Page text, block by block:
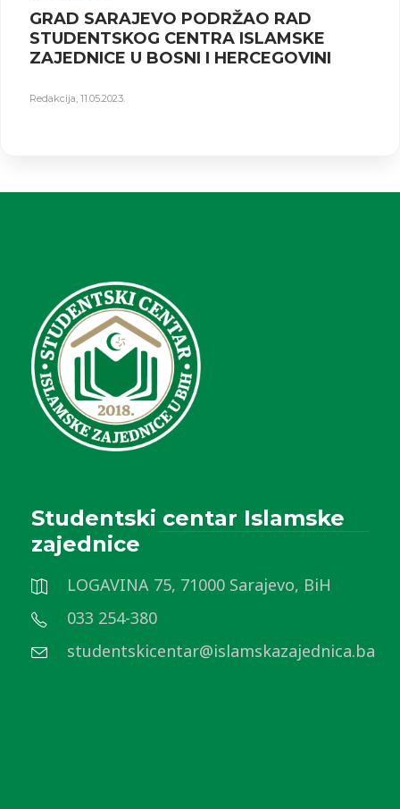
GRAD SARAJEVO PODRŽAO RAD
STUDENTSKOG CENTRA ISLAMSKE
ZAJEDNICE U BOSNI I HERCEGOVINI
Redakcija, 11.05.2023.
Studentski centar Islamske
zajednice
LOGAVINA 75, 71000 Sarajevo, BiH
033 254-380
studentskicentar@islamskazajednica.ba